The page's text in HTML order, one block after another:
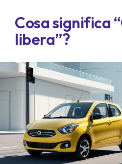
Cosa significa
libera”?